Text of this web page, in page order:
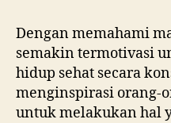
Dengan memahami
semakin termotivasi
hidup sehat secara
menginspirasi orang-
untuk melakukan hal